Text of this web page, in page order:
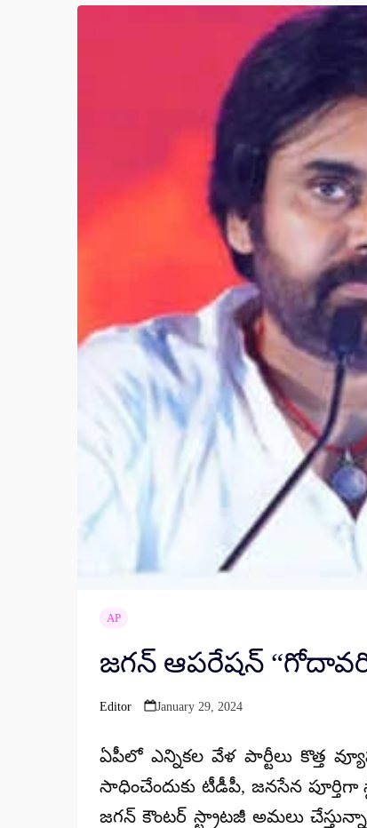
AP
జగన్ ఆపరేషన్
Posted
Editor January 29, 2024
ఏపీలో ఎన్నికల వేళ పార్టీలు కొత్త
సాధించేందుకు టీడీపీ, జనసేన
జగన్ కౌంటర్ స్ట్రాటజీ అమలు